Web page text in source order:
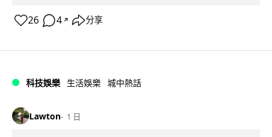
26 4 ↗ 分享
科技娛樂 生活娛樂 城中熱話
Lawton 1 日